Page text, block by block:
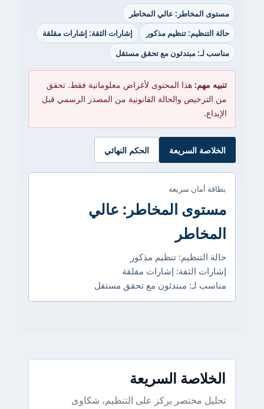
مستوى المخاطر: عالي المخاطر
حالة التنظيم: تنظيم مذكور
إشارات الثقة: إشارات مقلقة
مناسب لـ: مبتدئون مع تحقق مستقل
تنبيه مهم: هذا المحتوى لأغراض معلوماتية فقط. تحقق
من الترخيص والحالة القانونية من المصدر الرسمي قبل
الإيداع.
الخلاصة السريعة الحكم النهائي
بطاقة أمان سريعة
مستوى المخاطر: عالي
المخاطر
حالة التنظيم: تنظيم مذكور
إشارات الثقة: إشارات مقلقة
مناسب لـ: مبتدئون مع تحقق مستقل
الخلاصة السريعة
تحليل مختصر يركز على التنظيم، شكاوى